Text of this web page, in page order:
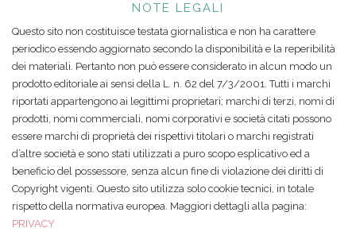
NOTE LEGALI
Questo sito non costituisce testata giornalistica e non ha carattere
periodico essendo aggiornato secondo la disponibilità e la reperibilità
dei materiali. Pertanto non può essere considerato in alcun modo un
prodotto editoriale ai sensi della L. n. 62 del 7/3/2001. Tutti i marchi
riportati appartengono ai legittimi proprietari; marchi di terzi, nomi di
prodotti, nomi commerciali, nomi corporativi e società citati possono
essere marchi di proprietà dei rispettivi titolari o marchi registrati
d’altre società e sono stati utilizzati a puro scopo esplicativo ed a
beneficio del possessore, senza alcun fine di violazione dei diritti di
Copyright vigenti. Questo sito utilizza solo cookie tecnici, in totale
rispetto della normativa europea. Maggiori dettagli alla pagina:
PRIVACY